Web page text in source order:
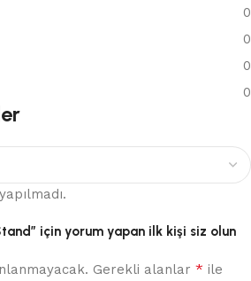
0
0
0
0
için yorum yapan ilk kişi siz olun
Gerekli alanlar * ile